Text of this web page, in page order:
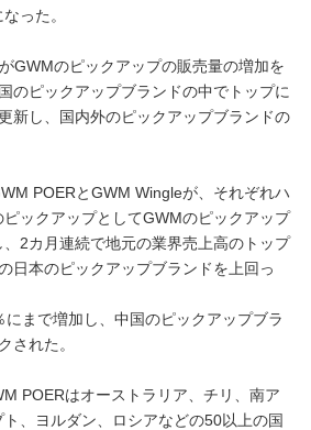
った。
GWMのピックアップの販売量の増加を
のピックアップブランドの中でトップに
新し、国内外のピックアップブランドの
POERとGWM Wingleが、それぞれハ
ックアップとしてGWMのピックアップ
2カ月連続で地元の業界売上高のトップ
日本のピックアップブランドを上回っ
まで増加し、中国のピックアップブラ
された。
POERはオーストラリア、チリ、南ア
、ヨルダン、ロシアなどの50以上の国